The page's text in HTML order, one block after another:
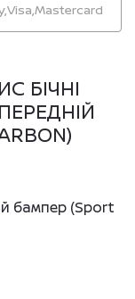
Visa,Mastercard
БІЧНІ
бампер (Sport